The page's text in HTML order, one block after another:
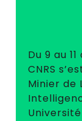
Du 9 au
CNRS
Minier de